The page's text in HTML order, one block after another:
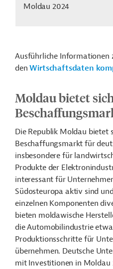
Moldau 2024
Ausführliche Informationen
denWirtschaftsdaten
Moldau bietet
Die Republik Moldau bietet
Beschaffungsmarkt für
insbesondere für
Produkte der
interessant für
Südosteuropa aktiv sind
einzelnen Komponenten
bieten moldawische
die Automobilindustrie
Produktionsschritte für
übernehmen. Deutsche
mit Investitionen in Moldau